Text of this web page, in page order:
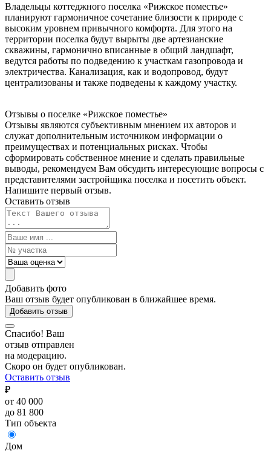
Владельцы коттеджного поселка «Рижское поместье»
планируют гармоничное сочетание близости к природе с
высоким уровнем привычного комфорта. Для этого на
территории поселка будут вырыты две артезианские
скважины, гармонично вписанные в общий ландшафт,
ведутся работы по подведению к участкам газопровода и
электричества. Канализация, как и водопровод, будут
централизованы и также подведены к каждому участку.
Отзывы о поселке «Рижское поместье»
Отзывы являются субъективным мнением их авторов и
служат дополнительным источником информации о
преимуществах и потенциальных рисках. Чтобы
сформировать собственное мнение и сделать правильные
выводы, рекомендуем Вам обсудить интересующие вопросы с
представителями застройщика поселка и посетить объект.
Напишите первый отзыв.
Оставить отзыв
Добавить фото
Ваш отзыв будет опубликован в ближайшее время.
Добавить отзыв
Спасибо! Ваш
отзыв отправлен
на модерацию.
Скоро он будет опубликован.
Оставить отзыв
₽
от 40 000
до 81 800
Тип объекта
Дом